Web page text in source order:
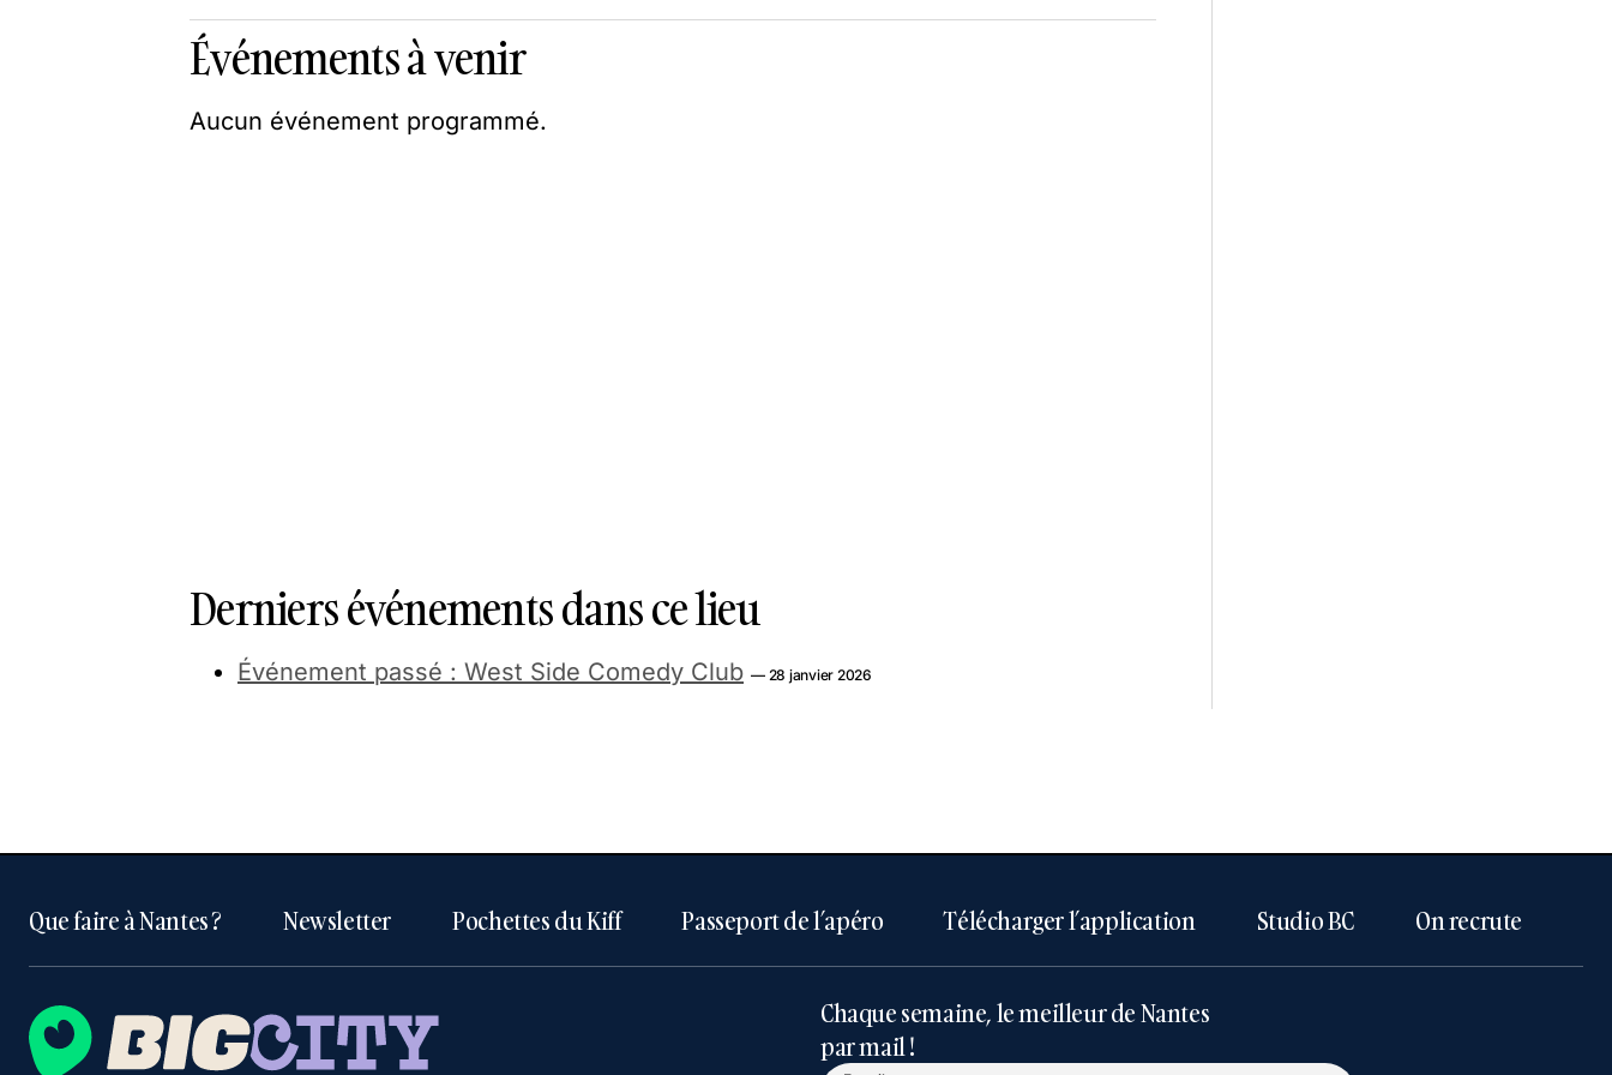
Événements à venir
Aucun événement programmé.
Derniers événements dans ce lieu
Événement passé : West Side Comedy Club — 28 janvier 2026
Que faire à Nantes ? Newsletter Pochettes du Kiff Passeport de l’apéro Télécharger l’application Studio BC On recrute
Chaque semaine, le meilleur de Nantes
par mail !